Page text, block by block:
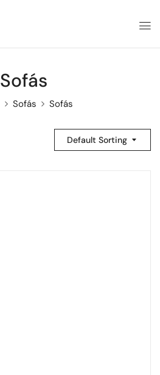
Sofás
Sofás Sofás
Default Sorting